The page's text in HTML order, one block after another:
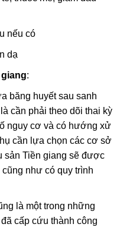
nếu có
dạ
:
băng huyết sau sanh
cần phải theo dõi thai kỳ
nguy cơ và có hướng xử
cần lựa chọn các cơ sở
sản Tiền giang sẽ được
như có quy trình
là một trong những
cấp cứu thành công